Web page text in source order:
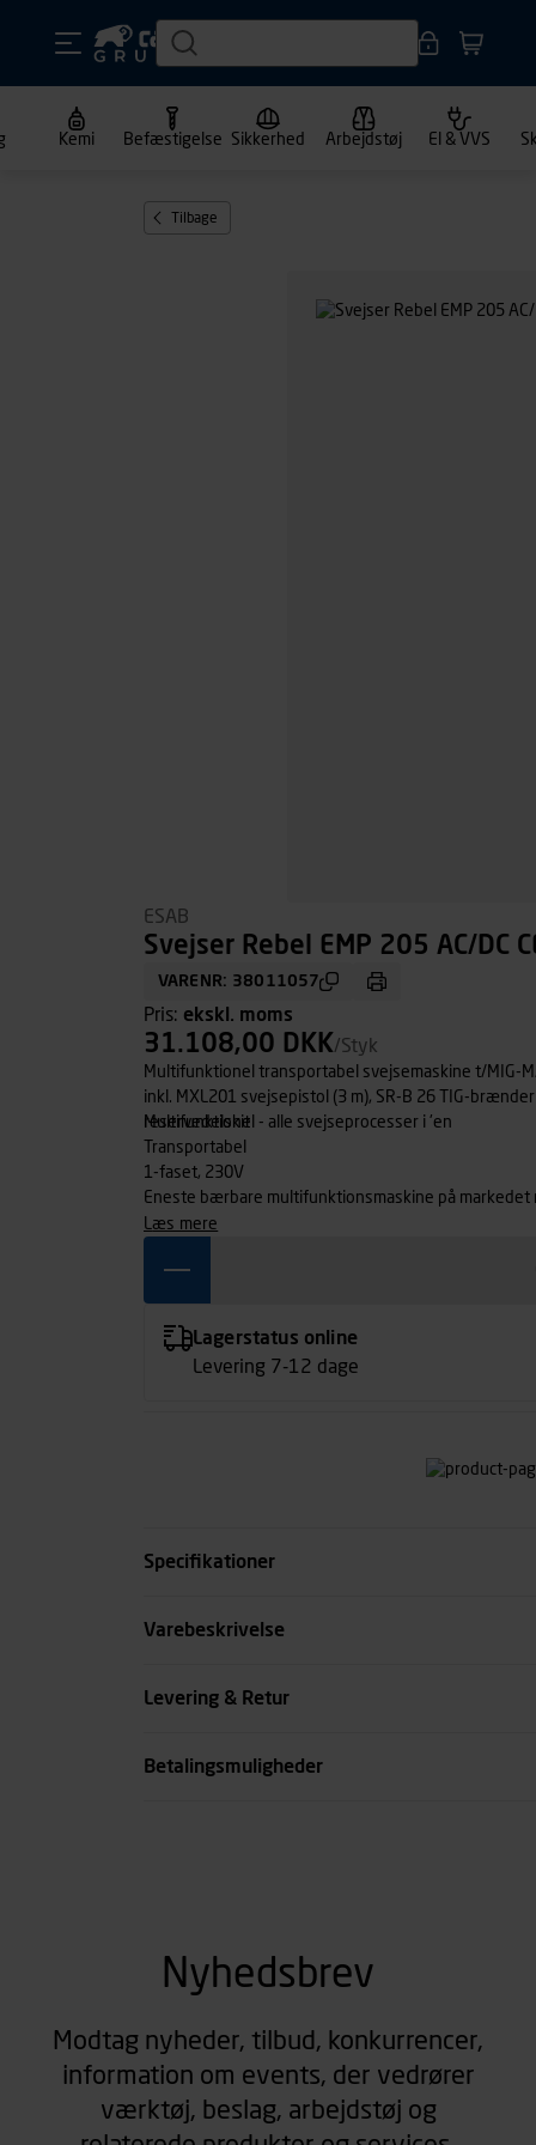
Kemi Befæstigelse Sikkerhed Arbejdstøj El & VVS
Tilbage
ESAB
Svejser Rebel EMP 205 AC/DC
VARENR: 38011057
Pris: ekskl. moms
31.108,00 DKK/Styk
Multifunktionel transportabel svejsemaskine t/MIG-
inkl. MXL201 svejsepistol (3 m), SR-B 26 TIG-
reservedelskit
Multifunktionel - alle svejseprocesser i 'en
Transportabel
1-faset, 230V
Eneste bærbare multifunktionsmaskine på markedet
læs mere
Lagerstatus online
Levering 7-12 dage
Specifikationer
Elektrode str. mm
Varebeskrivelse
Levering & Retur
Betalingsmuligheder
Nyhedsbrev
Modtag nyheder, tilbud, konkurrencer,
information om events, der vedrører
værktøj, beslag, arbejdstøj og